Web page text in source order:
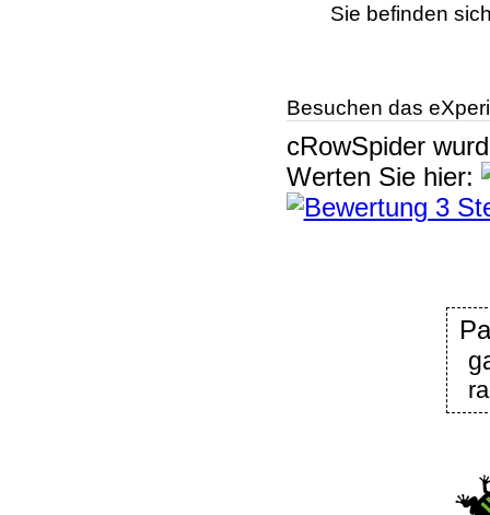
Sie befinden
Besuchen das
cRowSpider
Werten Sie hier: